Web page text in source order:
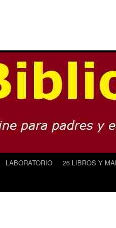
LABORATORIO 26 LIBROS Y